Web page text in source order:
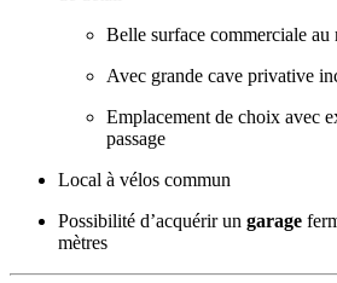
Belle surface commerciale au
Avec grande cave privative
Emplacement de choix avec
passage
Local à vélos commun
Possibilité d’acquérir un garage
mètres